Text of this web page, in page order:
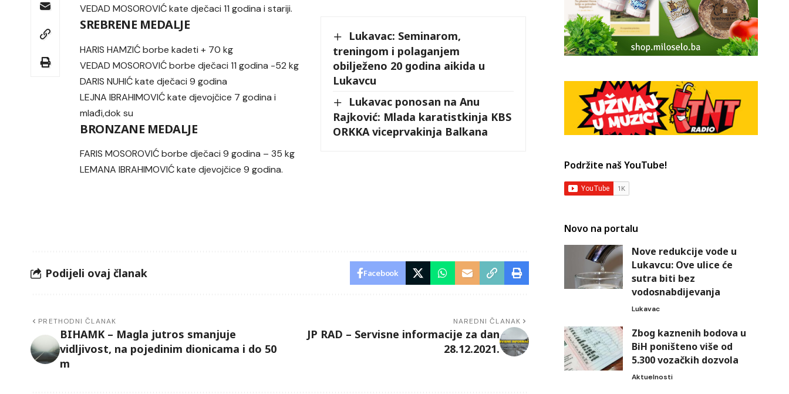
VEDAD MOSOROVIĆ kate dječaci 11 godina i stariji.
Lukavac: Seminarom,
treningom i polaganjem
obilježeno 20 godina aikida u
Lukavcu
Lukavac ponosan na Anu
Rajković: Mlada karatistkinja KBS
ORKKA viceprvakinja Balkana
SREBRENE MEDALJE
HARIS HAMZIĆ borbe kadeti + 70 kg
VEDAD MOSOROVIĆ borbe dječaci 11 godina -52 kg
DARIS NUHIĆ kate dječaci 9 godina
LEJNA IBRAHIMOVIĆ kate djevojčice 7 godina i
mlađi,dok su
BRONZANE MEDALJE
FARIS MOSOROVIĆ borbe dječaci 9 godina – 35 kg
LEMANA IBRAHIMOVIĆ kate djevojčice 9 godina.
Podijeli ovaj članak Facebook
PRETHODNI ČLANAK
BIHAMK – Magla jutros smanjuje
vidljivost, na pojedinim dionicama i do 50
m
NAREDNI ČLANAK
JP RAD – Servisne informacije za dan
28.12.2021.
Podržite naš YouTube!
Novo na portalu
Nove redukcije vode u
Lukavcu: Ove ulice će
sutra biti bez
vodosnabdijevanja
Lukavac
Zbog kaznenih bodova u
BiH poništeno više od
5.300 vozačkih dozvola
Aktuelnosti